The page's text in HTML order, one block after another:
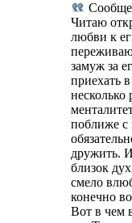
Читаю
любви к
замуж за
приехать
несколько
поближе
дружить.
близок
смело
конечно
Вот в чем